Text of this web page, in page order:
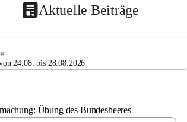
Aktuelle Beiträge
24.08. bis 28.08.2026
Übung des Bundesheeres